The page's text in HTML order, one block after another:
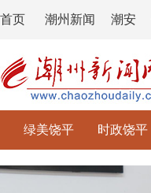
首页 潮州新闻 潮安
绿美饶平 时政饶平